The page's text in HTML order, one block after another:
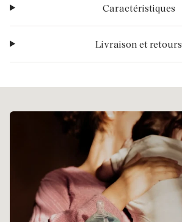
Caractéristiques
Livraison et retours